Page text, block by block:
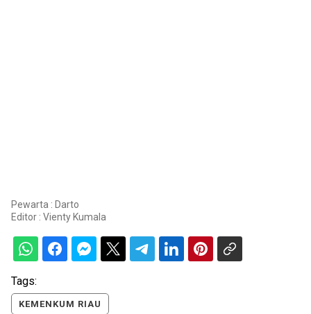
Pewarta : Darto
Editor : Vienty Kumala
Tags:
KEMENKUM RIAU